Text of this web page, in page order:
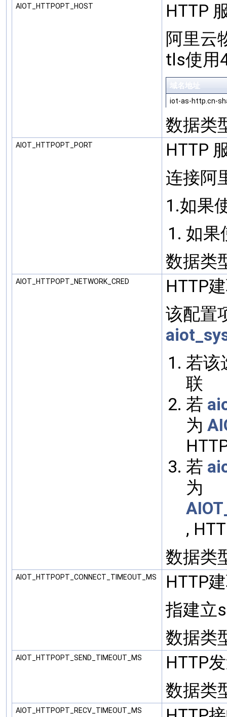
AIOT_HTTPOPT_HOST
HTTP
阿里云
tls使用
域名地址
iot-as-http.cn-
数据类
AIOT_HTTPOPT_PORT
HTTP
连接阿
1.如果
如果
数据类
AIOT_HTTPOPT_NETWORK_CRED
HTTP
该配置
若该
联
若
为
若
为
,
数据类
AIOT_HTTPOPT_CONNECT_TIMEOUT_MS
HTTP
指建立
数据类
AIOT_HTTPOPT_SEND_TIMEOUT_MS
HTTP
数据类
AIOT_HTTPOPT_RECV_TIMEOUT_MS